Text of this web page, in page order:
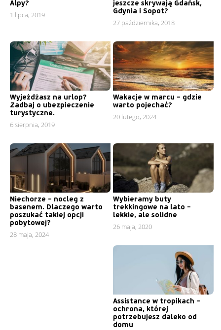
Alpy?
1 lipca, 2019
jeszcze skrywają Gdańsk,
Gdynia i Sopot?
27 października, 2018
Wyjeżdżasz na urlop?
Zadbaj o ubezpieczenie
turystyczne.
6 sierpnia, 2019
Wakacje w marcu – gdzie
warto pojechać?
20 lutego, 2024
Niechorze – nocleg z
basenem. Dlaczego warto
poszukać takiej opcji
pobytowej?
28 maja, 2024
Wybieramy buty
trekkingowe na lato –
lekkie, ale solidne
26 maja, 2020
Assistance w tropikach –
ochrona, której
potrzebujesz daleko od
domu